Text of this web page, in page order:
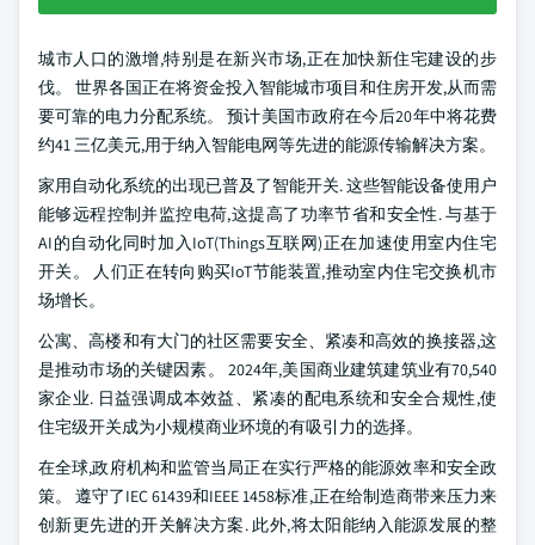
城市人口的激增,特别是在新兴市场,正在加快新住宅建设的步
伐。 世界各国正在将资金投入智能城市项目和住房开发,从而需
要可靠的电力分配系统。 预计美国市政府在今后20年中将花费
约41 三亿美元,用于纳入智能电网等先进的能源传输解决方案。
家用自动化系统的出现已普及了智能开关. 这些智能设备使用户
能够远程控制并监控电荷,这提高了功率节省和安全性. 与基于
AI的自动化同时加入IoT(Things互联网)正在加速使用室内住宅
开关。 人们正在转向购买IoT节能装置,推动室内住宅交换机市
场增长。
公寓、高楼和有大门的社区需要安全、紧凑和高效的换接器,这
是推动市场的关键因素。 2024年,美国商业建筑建筑业有70,540
家企业. 日益强调成本效益、紧凑的配电系统和安全合规性,使
住宅级开关成为小规模商业环境的有吸引力的选择。
在全球,政府机构和监管当局正在实行严格的能源效率和安全政
策。 遵守了IEC 61439和IEEE 1458标准,正在给制造商带来压力来
创新更先进的开关解决方案. 此外,将太阳能纳入能源发展的整